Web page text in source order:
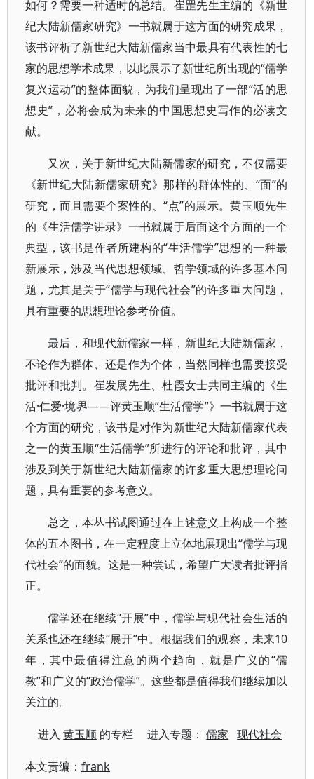
如何？需要一种适时的总结。崔罡先生主编的《新世
纪大陆新儒家研究》一书就属于这方面的研究成果，
该书评析了新世纪大陆新儒家当中最具有代表性的七
家的思想学术成果，以此展示了新世纪所出现的“儒学
复兴运动”的整体面貌，为我们呈现出了一部“活的思
想史”，必将会成为未来的中国思想史写作的必读文
献。
又次，关于新世纪大陆新儒家的研究，不仅需要
《新世纪大陆新儒家研究》那样的群体性的、“面”的
研究，而且需要个案性的、“点”的展示。黄玉顺先生
的《生活儒学讲录》一书就属于后面这个方面的一个
典型，该书是作者所建构的“生活儒学”思想的一种最
新展示，涉及当代思想领域、哲学领域的许多基本问
题，尤其是关于“儒学与现代社会”的许多重大问题，
具有重要的思想理论参考价值。
最后，和现代新儒家一样，新世纪大陆新儒家，
不论作为群体、还是作为个体，当然同样也需要接受
批评和批判。崔发展先生、杜霞女士共同主编的《生
活·仁爱·境界——评黄玉顺“生活儒学”》一书就属于这
个方面的研究，该书是对作为新世纪大陆新儒家代表
之一的黄玉顺“生活儒学”所进行的评论和批评，其中
涉及到关于新世纪大陆新儒家的许多重大思想理论问
题，具有重要的参考意义。
总之，本丛书试图通过在上述意义上构成一个整
体的五本图书，在一定程度上立体地展现出“儒学与现
代社会”的面貌。这是一种尝试，希望广大读者批评指
正。
儒学还在继续“开展”中，儒学与现代社会生活的
关系也还在继续“展开”中。根据我们的观察，未来10
年，其中最值得注意的两个趋向，就是广义的“儒
教”和广义的“政治儒学”。这些都是值得我们继续加以
关注的。
进入黄玉顺 的专栏 进入专题：儒家 现代社会
本文责编： frank